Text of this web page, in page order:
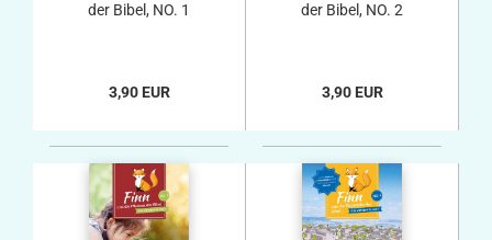
der Bibel, NO. 1
3,90 EUR
der Bibel, NO. 2
3,90 EUR